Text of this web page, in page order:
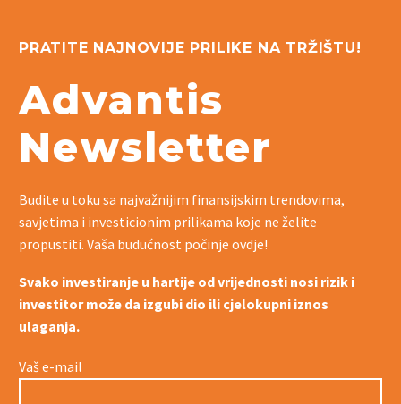
PRATITE NAJNOVIJE PRILIKE NA TRŽIŠTU!
Advantis
Newsletter
Budite u toku sa najvažnijim finansijskim trendovima,
savjetima i investicionim prilikama koje ne želite
propustiti. Vaša budućnost počinje ovdje!
Svako investiranje u hartije od vrijednosti nosi rizik i
investitor može da izgubi dio ili cjelokupni iznos
ulaganja.
Vaš e-mail